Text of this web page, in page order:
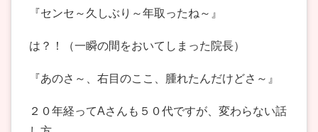
『センセ～久しぶり～年取ったね～』
は？！（一瞬の間をおいてしまった院長）
『あのさ～、右目のここ、腫れたんだけどさ～』
２０年経ってAさんも５０代ですが、変わらない話